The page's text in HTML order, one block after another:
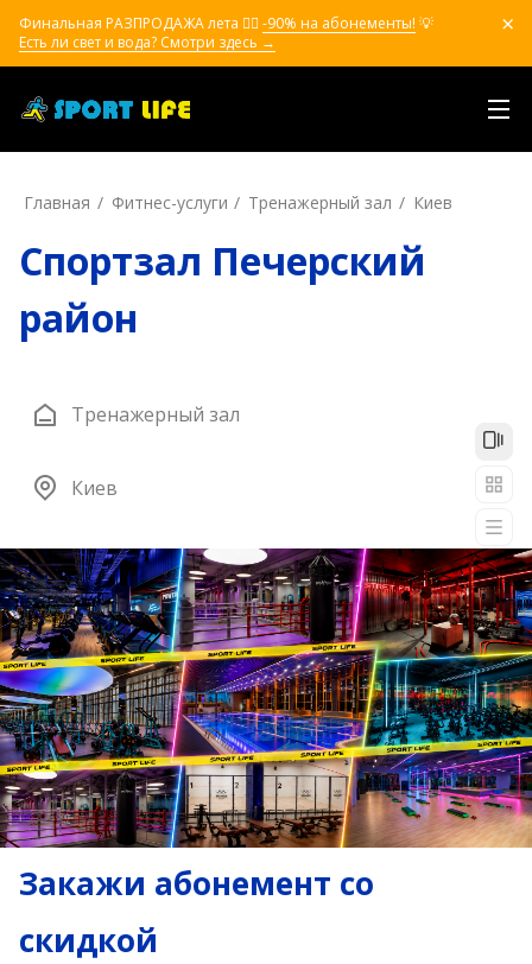
Финальная РАЗПРОДАЖА лета ❤️‍🔥 -90% на абонементы! 💡
Есть ли свет и вода? Смотри здесь →
Главная Фитнес-услуги Тренажерный зал Киев
Спортзал Печерский
район
Тренажерный зал
Киев
Закажи абонемент со
скидкой